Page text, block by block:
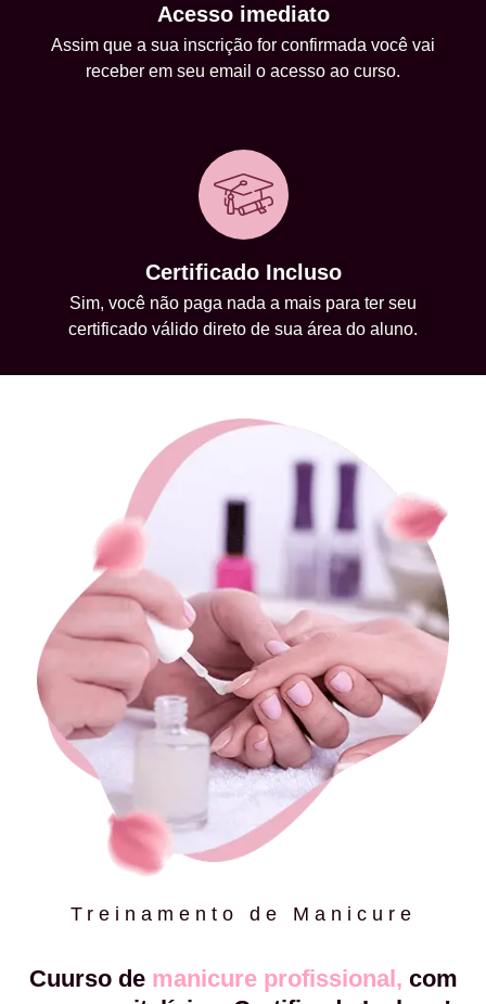
Acesso imediato
Assim que a sua inscrição for confirmada você vai
receber em seu email o acesso ao curso.
Certificado Incluso
Sim, você não paga nada a mais para ter seu
certificado válido direto de sua área do aluno.
Treinamento de Manicure
Cuurso de manicure profissional, com